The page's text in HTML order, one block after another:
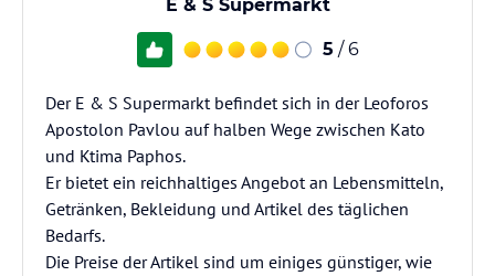
E & S Supermarkt
5 / 6
Der E & S Supermarkt befindet sich in der Leoforos
Apostolon Pavlou auf halben Wege zwischen Kato
und Ktima Paphos.
Er bietet ein reichhaltiges Angebot an Lebensmitteln,
Getränken, Bekleidung und Artikel des täglichen
Bedarfs.
Die Preise der Artikel sind um einiges günstiger, wie